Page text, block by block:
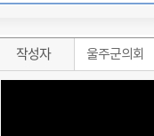
작성자
울주군의회